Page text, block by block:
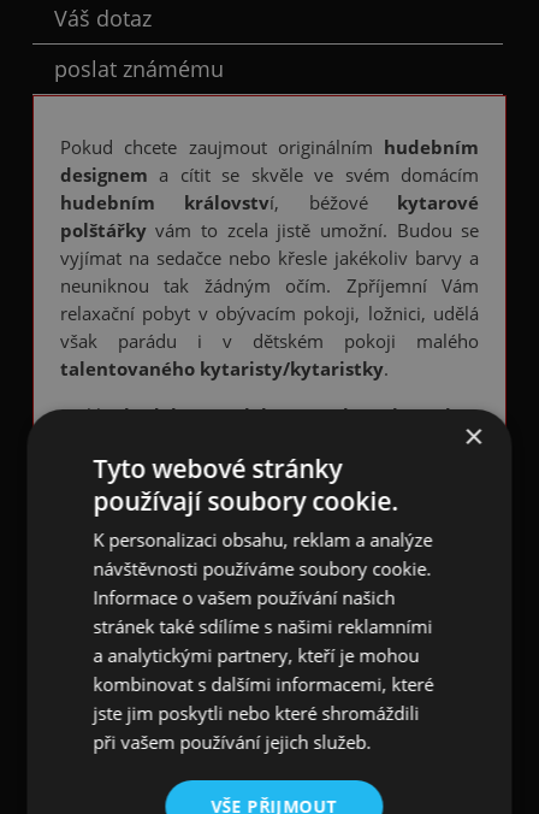
Váš dotaz
poslat známému
Pokud chcete zaujmout originálním hudebním
designem a cítit se skvěle ve svém domácím
hudebním království, béžovékytarové
polštářkyvám to zcela jistě umožní. Budou se
vyjímat na sedačce nebo křesle jakékoliv barvy a
neuniknou tak žádným očím. Zpříjemní Vám
relaxační pobyt v obývacím pokoji, ložnici, udělá
však parádu i v dětském pokoji malého
talentovaného kytaristy/kytaristky.
Měkkýhudebnípovlak na malý polštářekje
vyroben z lněných a bavlněných vláken. Na přední
straně je béžovočerný potisk s
klíčem, basovým klíčem, klaviaturou,
notovou osnovou, notami, křížky, forte a
dalšími hudebními symboly.Zadní strana je
jednobarevná smetanová. Zapínání je na skrytý
béžový zip. Rozměr povlaku je 45 x 45 cm.
Lze jej prát v pračce a sušit ve stínu bez přímého
slunce, nesušit v sušičce.
Polštářek (výplň) není součástí produktu, jedná se
povlak.
×
Tyto webové stránky
používají soubory cookie.
K personalizaci obsahu, reklam a analýze
návštěvnosti používáme soubory cookie.
Informace o vašem používání našich
stránek také sdílíme s našimi reklamními
a analytickými partnery, kteří je mohou
kombinovat s dalšími informacemi, které
jste jim poskytli nebo které shromáždili
při vašem používání jejich služeb.
VŠE PŘIJMOUT